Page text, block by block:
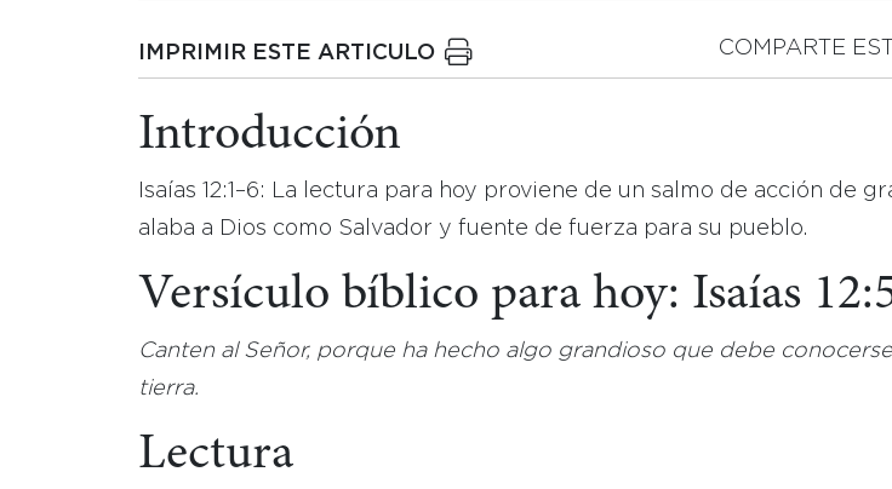
IMPRIMIR ESTE ARTICULO COMPARTE
Introducción
Isaías 12:1–6: La lectura para hoy proviene de un salmo de acción de
alaba a Dios como Salvador y fuente de fuerza para su pueblo.
Versículo bíblico para hoy: Isaías
Canten al Señor, porque ha hecho algo grandioso que debe
tierra.
Lectura